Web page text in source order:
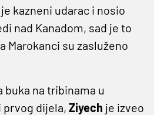
kazneni udarac i nosio
nad Kanadom, sad je to
Marokanci su zasluženo
buka na tribinama u
prvog dijela, Ziyech je izveo